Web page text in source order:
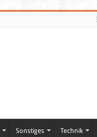
Sonstiges Technik